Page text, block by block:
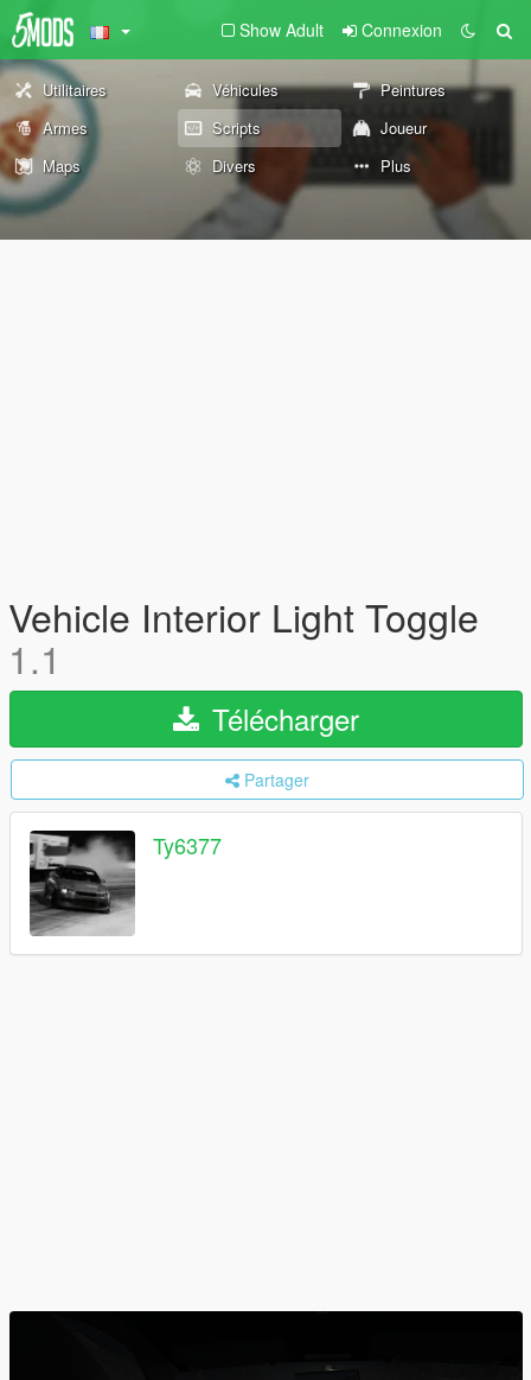
Show Adult Connexion
Utilitaires Véhicules
Peintures
Armes
Scripts
Joueur
Maps
Divers Plus
Vehicle Interior Light Toggle
1.1
Télécharger
Partager
Ty6377